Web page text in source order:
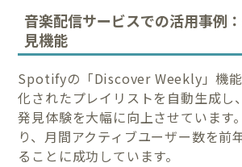
音楽配信サービスでの活用事例
見機能
Spotifyの「Discover Weekly」機
化されたプレイリストを自動生成し
発見体験を大幅に向上させています
り、月間アクティブユーザー数を前
ることに成功しています。